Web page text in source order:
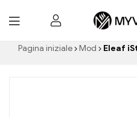
Pagina iniziale Mod Eleaf iStick Kia